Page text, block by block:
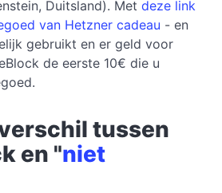
Duitsland). Met deze link
van Hetzner cadeau - en
gebruikt en er geld voor
de eerste 10€ die u
tussen
en "niet